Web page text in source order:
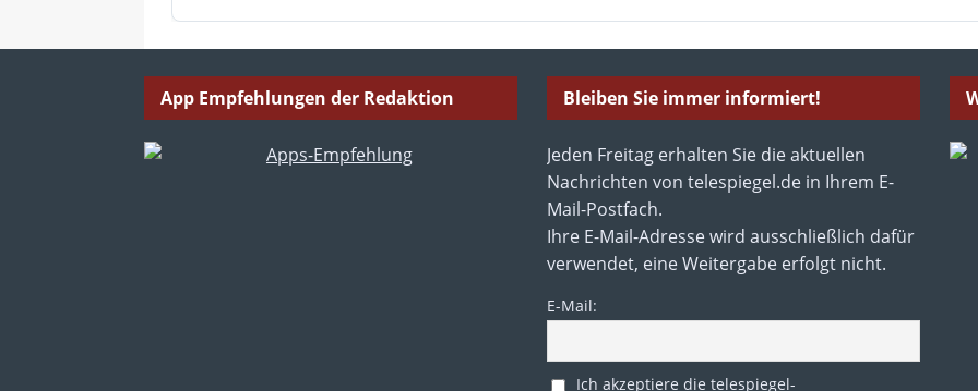
App Empfehlungen der Redaktion Bleiben Sie immer informiert!
Jeden Freitag erhalten Sie die aktuellen
Nachrichten von telespiegel.de in Ihrem E-
Mail-Postfach.
Ihre E-Mail-Adresse wird ausschließlich dafür
verwendet, eine Weitergabe erfolgt nicht.
E-Mail:
Ich akzeptiere die telespiegel-